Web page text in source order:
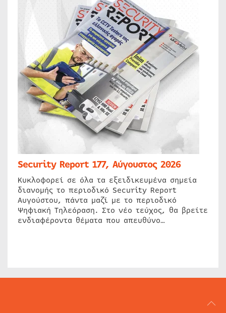
Security Report 177, Αύγουστος 2026
Κυκλοφορεί σε όλα τα εξειδικευμένα σημεία
διανομής το περιοδικό Security Report
Αυγούστου, πάντα μαζί με το περιοδικό
Ψηφιακή Τηλεόραση. Στο νέο τεύχος, θα βρείτε
ενδιαφέροντα θέματα που απευθύνο…